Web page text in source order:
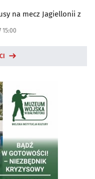
na mecz Jagiellonii z
15:00